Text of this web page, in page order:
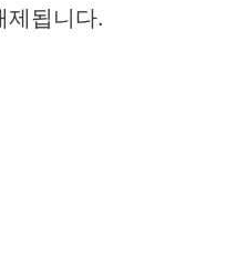
제됩니다.